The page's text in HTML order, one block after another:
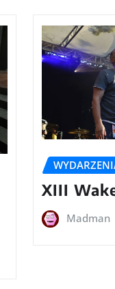
XIII
Madman